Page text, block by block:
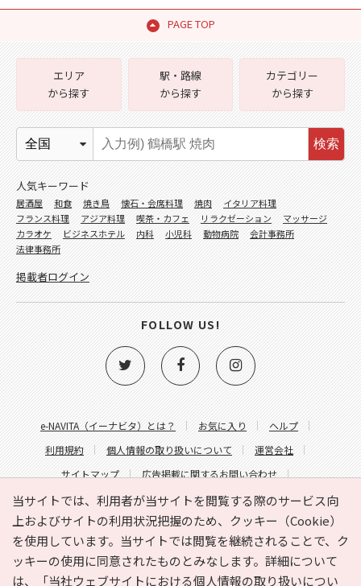
PAGE TOP
当サイトでは、利用者が当サイトを閲覧する際のサービス向
上およびサイトの利用状況把握のため、クッキー（Cookie）
を使用しています。当サイトでは閲覧を継続されることで、ク
ッキーの使用に同意されたものとみなします。詳細について
は、
「当社ウェブサイトにおける個人情報の取り扱いについ
e-NAVITA（イーナビタ）とは？ お気に入り
ヘルプ
利用規約
個人情報の取り扱いについて
運営会社
サイトマップ
広告掲載に関するお問い合わせ
サイトの内容に関するお問い合わせ
エリア
から探す
駅・路線
から探す
カテゴリー
から探す
検索
人気キーワード
居酒屋 和食 焼き鳥 懐石・会席料理 焼肉
イタリア料理
フランス料理
アジア料理 喫茶・カフェ リラクゼーション
マッサージ
カラオケ
ビジネスホテル 内科 小児科 動物病院
会計事務所
法律事務所
掲載者ログイン
FOLLOW US!